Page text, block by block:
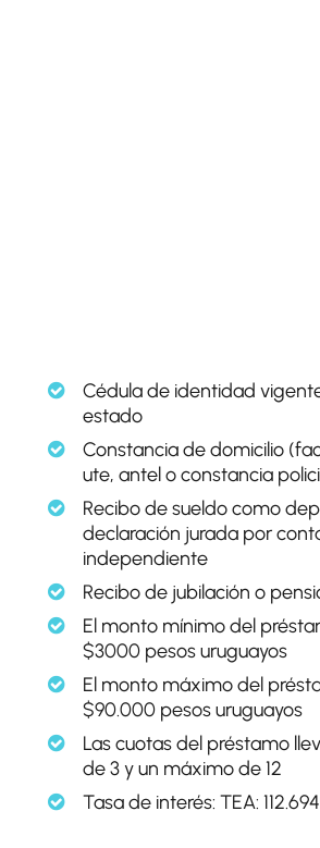
Cédula de identidad
estado
Constancia de domicilio
ute, antel o constancia
Recibo de sueldo como
declaración jurada por
independiente
Recibo de jubilación o
El monto mínimo del
$3000 pesos uruguayos
El monto máximo del
$90.000 pesos uruguayos
Las cuotas del préstamo
de 3 y un máximo de 12
Tasa de interés: TEA: